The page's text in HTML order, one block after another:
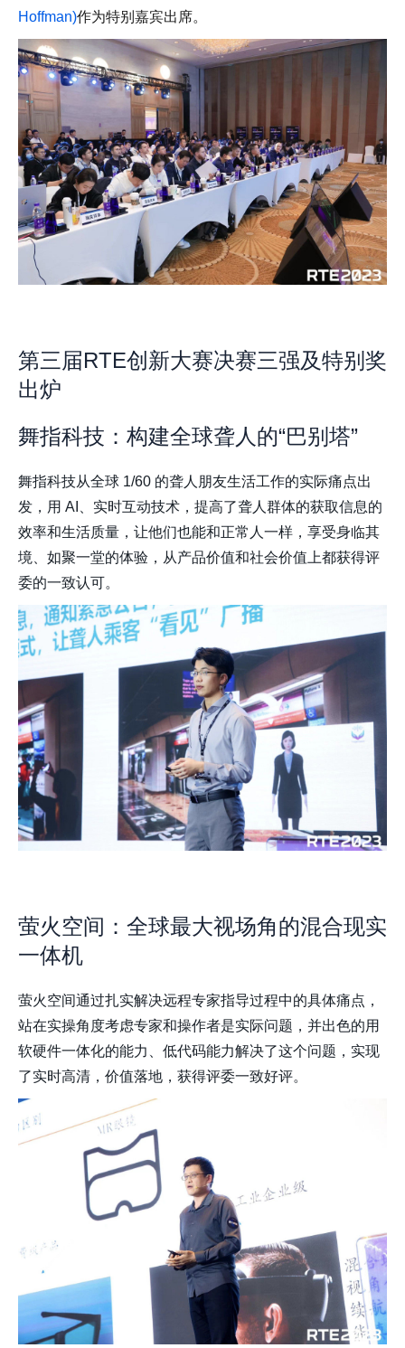
Hoffman)作为特别嘉宾出席。
第三届RTE创新大赛决赛三强及特别奖
出炉
舞指科技：构建全球聋人的“巴别塔”
舞指科技从全球 1/60 的聋人朋友生活工作的实际痛点出
发，用 AI、实时互动技术，提高了聋人群体的获取信息的
效率和生活质量，让他们也能和正常人一样，享受身临其
境、如聚一堂的体验，从产品价值和社会价值上都获得评
委的一致认可。
萤火空间：全球最大视场角的混合现实
一体机
萤火空间通过扎实解决远程专家指导过程中的具体痛点，
站在实操角度考虑专家和操作者是实际问题，并出色的用
软硬件一体化的能力、低代码能力解决了这个问题，实现
了实时高清，价值落地，获得评委一致好评。